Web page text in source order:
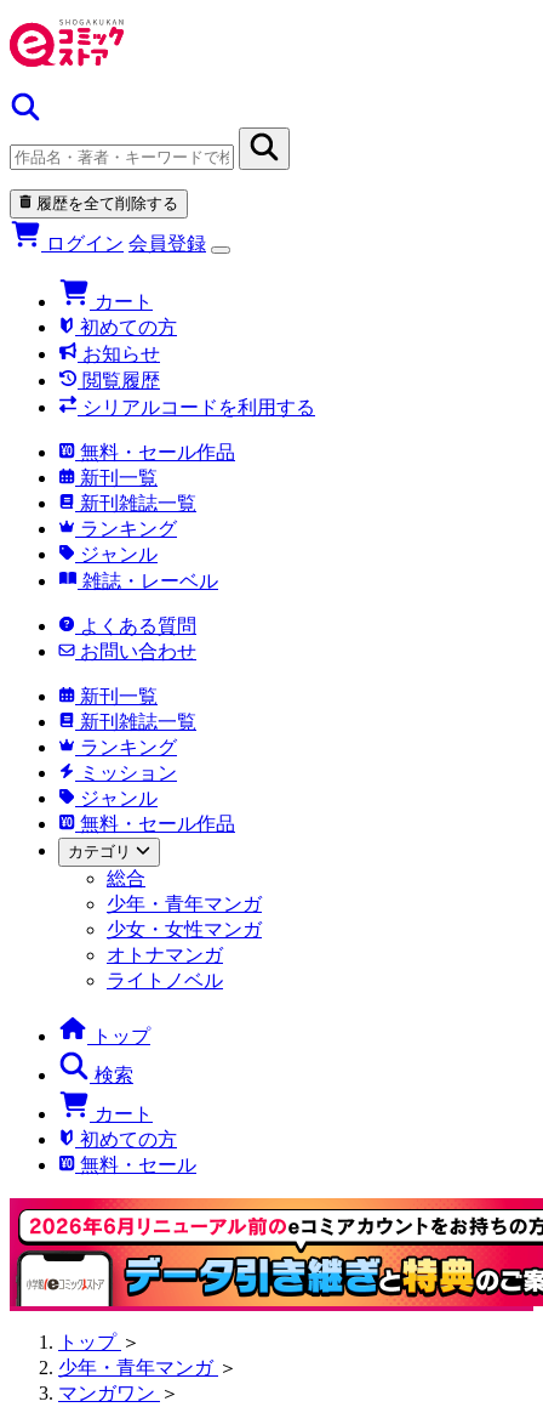
履歴を全て削除する
ログイン 会員登録
カート
初めての方
お知らせ
閲覧履歴
シリアルコードを利用する
無料・セール作品
新刊一覧
新刊雑誌一覧
ランキング
ジャンル
雑誌・レーベル
よくある質問
お問い合わせ
新刊一覧
新刊雑誌一覧
ランキング
ミッション
ジャンル
無料・セール作品
カテゴリ
総合
少年・青年マンガ
少女・女性マンガ
オトナマンガ
ライトノベル
トップ
検索
カート
初めての方
無料・セール
トップ ＞
少年・青年マンガ ＞
マンガワン ＞